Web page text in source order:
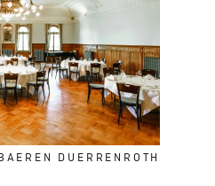
DUERRENROTH